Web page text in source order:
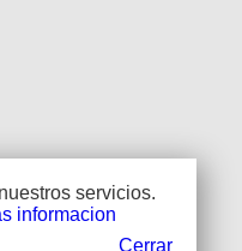
servicios.
informacion
Cerrar